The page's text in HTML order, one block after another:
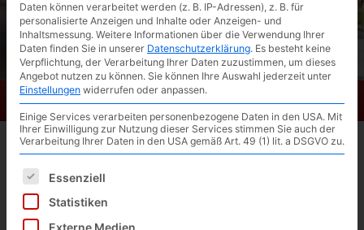
Bikesattel.de
Parallelogrammstützen
Parallelogramm Sattelstützen bieten
Daten können verarbeitet werden (z. B. IP-Adressen), z. B. für
personalisierte Anzeigen und Inhalte oder Anzeigen- und
Inhaltsmessung. Weitere Informationen über die Verwendung Ihrer
Daten finden Sie in unserer Datenschutzerklärung. Es besteht keine
Verpflichtung, der Verarbeitung Ihrer Daten zuzustimmen, um dieses
Angebot nutzen zu können. Sie können Ihre Auswahl jederzeit unter
Einstellungen widerrufen oder anpassen.
Einige Services verarbeiten personenbezogene Daten in den USA. Mit
Ihrer Einwilligung zur Nutzung dieser Services stimmen Sie auch der
Verarbeitung Ihrer Daten in den USA gemäß Art. 49 (1) lit. a DSGVO zu.
Es folgt eine Liste der Service-Gruppen, für die eine
Essenziell
Statistiken
Externe Medien